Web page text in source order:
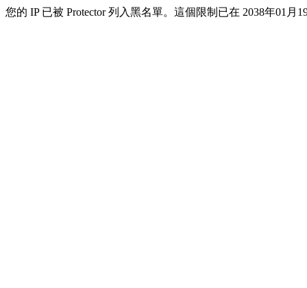
您的 IP 已被 Protector 列入黑名單。這個限制已在 2038年01月